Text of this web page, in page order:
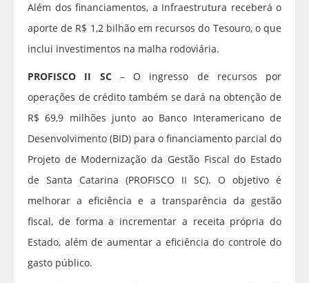
Além dos financiamentos, a Infraestrutura receberá o
aporte de R$ 1,2 bilhão em recursos do Tesouro, o que
inclui investimentos na malha rodoviária.
PROFISCO II SC – O ingresso de recursos por
operações de crédito também se dará na obtenção de
R$ 69,9 milhões junto ao Banco Interamericano de
Desenvolvimento (BID) para o financiamento parcial do
Projeto de Modernização da Gestão Fiscal do Estado
de Santa Catarina (PROFISCO II SC). O objetivo é
melhorar a eficiência e a transparência da gestão
fiscal, de forma a incrementar a receita própria do
Estado, além de aumentar a eficiência do controle do
gasto público.